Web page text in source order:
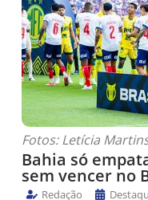
Fotos: Letícia
Bahia só
sem vencer no
Redação